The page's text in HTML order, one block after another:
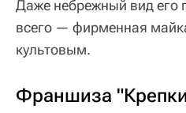
Даже небрежный вид его
всего — фирменная
культовым.
Франшиза